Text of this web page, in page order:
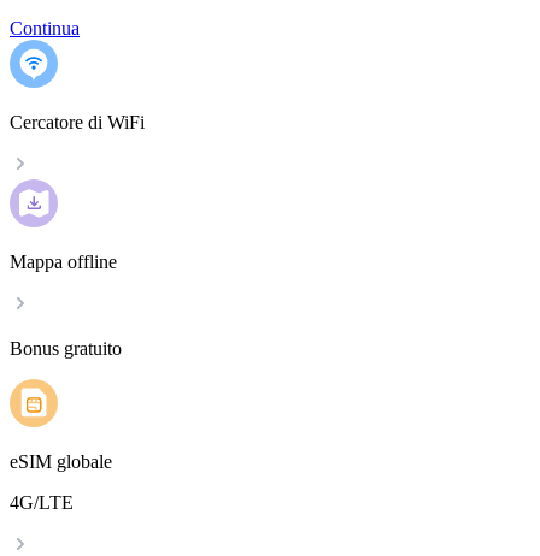
Continua
Cercatore di WiFi
Mappa offline
Bonus gratuito
eSIM globale
4G/LTE